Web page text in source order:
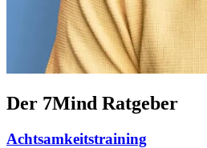
Der 7Mind Ratgeber
Achtsamkeitstraining